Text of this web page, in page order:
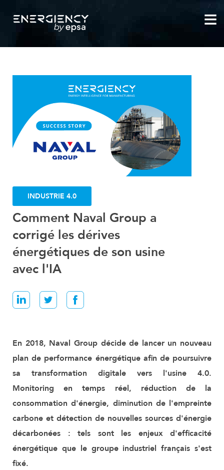
PERFORMANCE INDUSTRIELLE
NEWSLETTER
INDUSTRIE 4.0
Comment Naval Group a
corrigé les dérives
énergétiques de son usine
avec l'IA
En 2018, Naval Group décide de lancer un nouveau
plan de performance énergétique afin de poursuivre
sa transformation digitale vers l'usine 4.0.
Monitoring en temps réel, réduction de la
consommation d'énergie, diminution de l'empreinte
carbone et détection de nouvelles sources d'énergie
décarbonées : tels sont les enjeux d'efficacité
énergétique que le groupe industriel français s'est
fixé.